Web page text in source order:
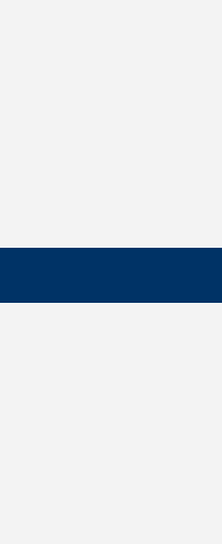
den Standard- USB-
Ladebuchse.
99 62-0 ∙ Telefax (0 71 32)